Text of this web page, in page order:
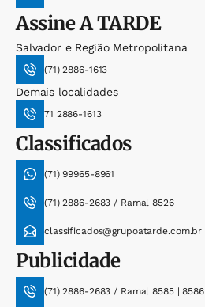
AssineA TARDE
Salvador e Região Metropolitana
(71) 2886-1613
Demais localidades
71 2886-1613
Classificados
(71) 99965-8961
(71) 2886-2683 / Ramal 8526
classificados@grupoatarde.com.br
Publicidade
(71) 2886-2683 / Ramal 8585 | 8586